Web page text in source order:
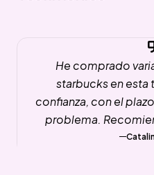
He comprado
starbucks en esta
confianza, con el
problema.